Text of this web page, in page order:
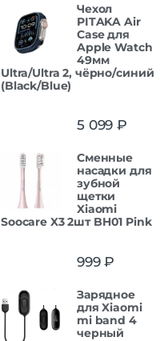
Чехол
PITAKA Air
Case для
Apple Watch
49мм
Ultra/Ultra 2, чёрно/синий
(Black/Blue)
5 099 ₽
Сменные
насадки для
зубной
щетки
Xiaomi
Soocare X3 2шт BH01 Pink
999₽
Зарядное
для Xiaomi
mi band 4
черный